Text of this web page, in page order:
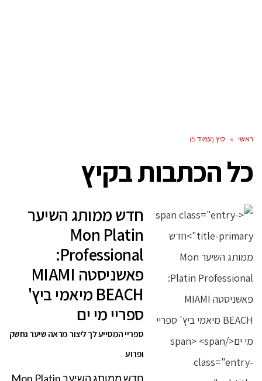
ראשי » קיץ (עמוד 5)
כל הכתבות בקיץ
חדש ממותג השיער
Mon Platin
Professional:
פאשניסטה MIAMI
BEACH מיאמי ביץ'
ספריי מי ים
ספריי המסייע לך ליצור מראה שיער נחשק
ופרוע
חדש ממותג השיער Mon Platin